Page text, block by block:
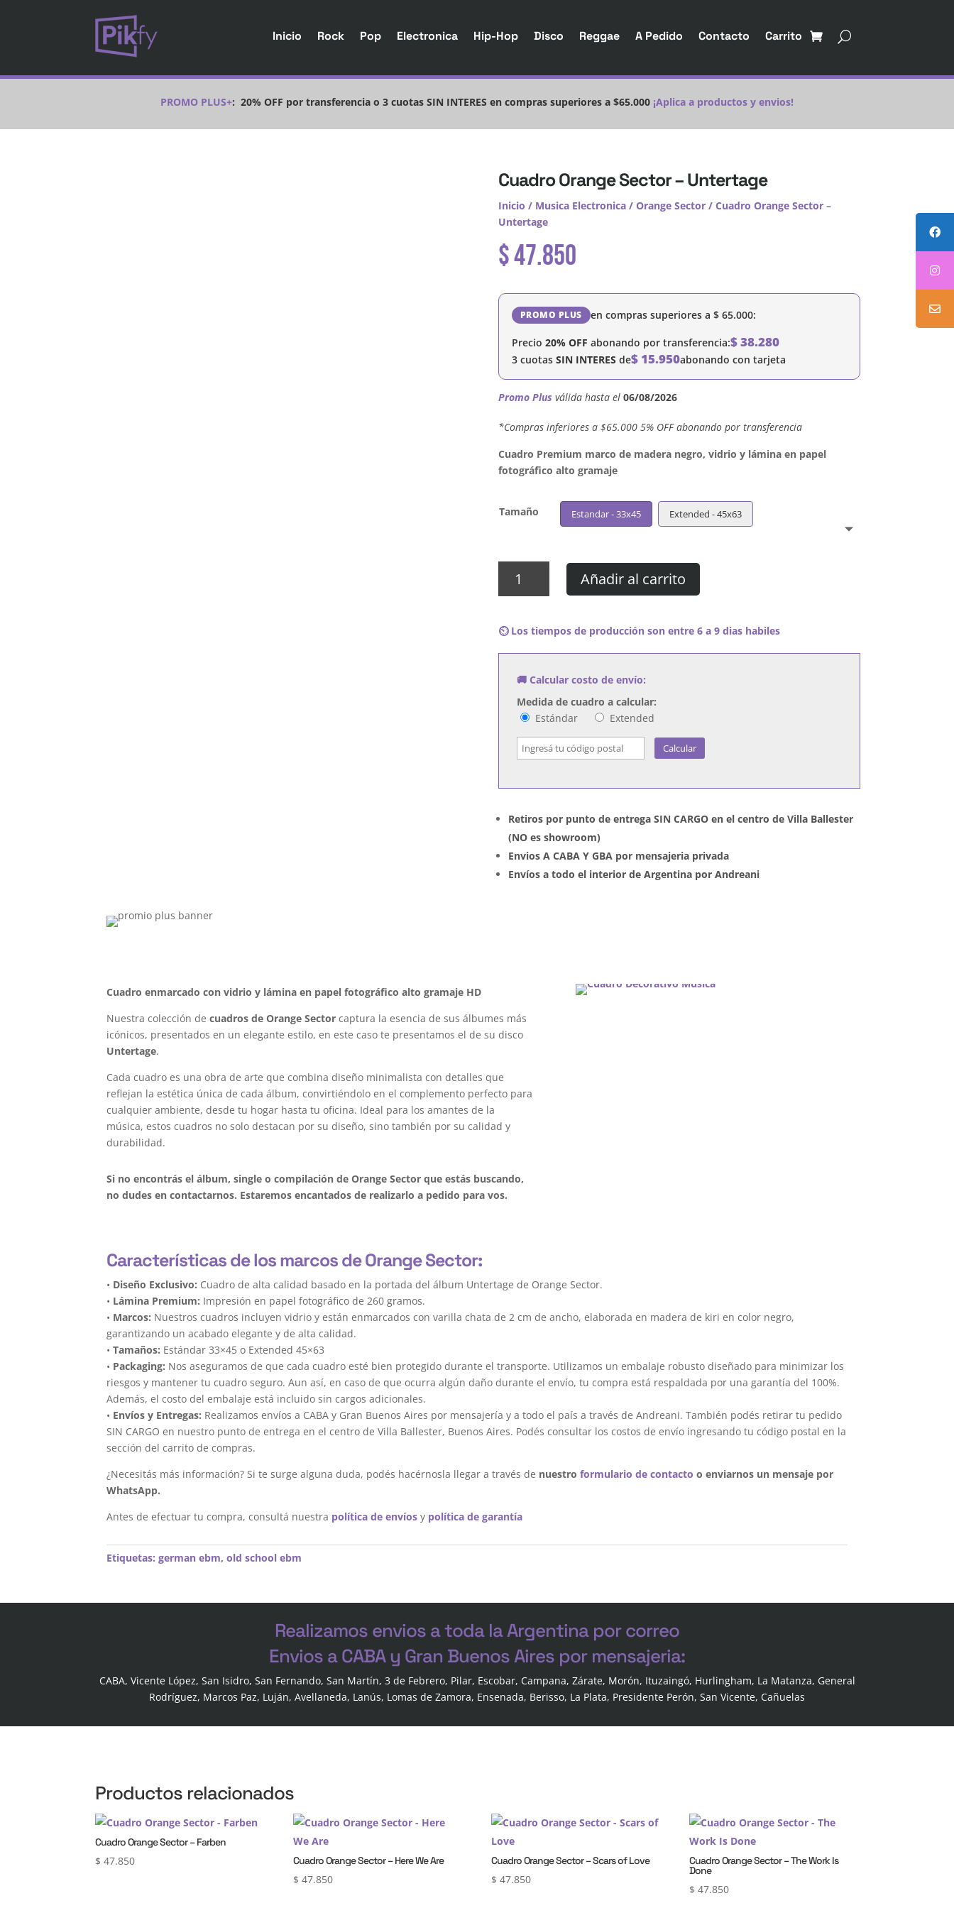
Inicio Rock Pop Electronica Hip-Hop Disco Reggae A Pedido Contacto Carrito
PROMO PLUS+: 20% OFF por transferencia o 3 cuotas SIN INTERES en compras superiores a $65.000 ¡Aplica a productos y envios!
Cuadro Orange Sector – Untertage
Inicio / Musica Electronica/ Orange Sector/ Cuadro Orange Sector –
Untertage
$47.850
PROMO PLUS en compras superiores a $65.000:
Precio 20% OFF abonando por transferencia:$38.280
3 cuotas SIN INTERES de$15.950abonando con tarjeta
Promo Plus válida hasta el 06/08/2026
´*Compras inferiores a $65.000 5% OFF abonando por transferencia
Cuadro Premium marco de madera negro, vidrio y lámina en papel
fotográfico alto gramaje
Tamaño Estandar - 33x45 Extended - 45x63
Orange
Untertage
cantidad
Añadir al carrito
⏲️ Los tiempos de producción son entre 6 a 9 dias habiles
🚚 Calcular costo de envío:
Medida de cuadro a calcular:
Estándar
Extended
Calcular
Retiros por punto de entrega SIN CARGO en el centro de Villa Ballester
(NO es showroom)
Envios A CABA Y GBA por mensajeria privada
Envíos a todo el interior de Argentina por Andreani
Cuadro enmarcado con vidrio y lámina en papel fotográfico alto gramaje HD
Nuestra colección decuadros de Orange Sector captura la esencia de sus álbumes más
icónicos, presentados en un elegante estilo, en este caso te presentamos el de su disco
Untertage.
Cada cuadro es una obra de arte que combina diseño minimalista con detalles que
reflejan la estética única de cada álbum, convirtiéndolo en el complemento perfecto para
cualquier ambiente, desde tu hogar hasta tu oficina. Ideal para los amantes de la
música, estos cuadros no solo destacan por su diseño, sino también por su calidad y
durabilidad.
Si no encontrás el álbum, single o compilación de Orange Sector que estás buscando,
no dudes en contactarnos. Estaremos encantados de realizarlo a pedido para vos.
Características de los marcos de Orange Sector:
• Diseño Exclusivo: Cuadro de alta calidad basado en la portada del álbum Untertage de Orange Sector.
• Lámina Premium: Impresión en papel fotográfico de 260 gramos.
• Marcos: Nuestros cuadros incluyen vidrio y están enmarcados con varilla chata de 2 cm de ancho, elaborada en madera de kiri en color negro,
garantizando un acabado elegante y de alta calidad.
•Tamaños: Estándar 33×45 o Extended 45×63
• Packaging: Nos aseguramos de que cada cuadro esté bien protegido durante el transporte. Utilizamos un embalaje robusto diseñado para minimizar los
riesgos y mantener tu cuadro seguro. Aun así, en caso de que ocurra algún daño durante el envío, tu compra está respaldada por una garantía del 100%.
Además, el costo del embalaje está incluido sin cargos adicionales.
• Envíos y Entregas: Realizamos envíos a CABA y Gran Buenos Aires por mensajería y a todo el país a través de Andreani. También podés retirar tu pedido
SIN CARGO en nuestro punto de entrega en el centro de Villa Ballester, Buenos Aires. Podés consultar los costos de envío ingresando tu código postal en la
sección del carrito de compras.
¿Necesitás más información? Si te surge alguna duda, podés hacérnosla llegar a través de nuestroformulario de contacto o enviarnos un mensaje por
WhatsApp.
Antes de efectuar tu compra, consultá nuestra política de envíos y política de garantía
Etiquetas:german ebm,old school ebm
Realizamos envios a toda la Argentina por correo
Envios a CABA y Gran Buenos Aires por mensajeria:
CABA, Vicente López, San Isidro, San Fernando, San Martín, 3 de Febrero, Pilar, Escobar, Campana, Zárate, Morón, Ituzaingó, Hurlingham, La Matanza, General
Rodríguez, Marcos Paz, Luján, Avellaneda, Lanús, Lomas de Zamora, Ensenada, Berisso, La Plata, Presidente Perón, San Vicente, Cañuelas
Productos relacionados
Cuadro Orange Sector – Farben
$ 47.850 Cuadro Orange Sector – Here We Are
$ 47.850
Cuadro Orange Sector – Scars of Love
$ 47.850
Cuadro Orange Sector – The Work Is
Done
$ 47.850